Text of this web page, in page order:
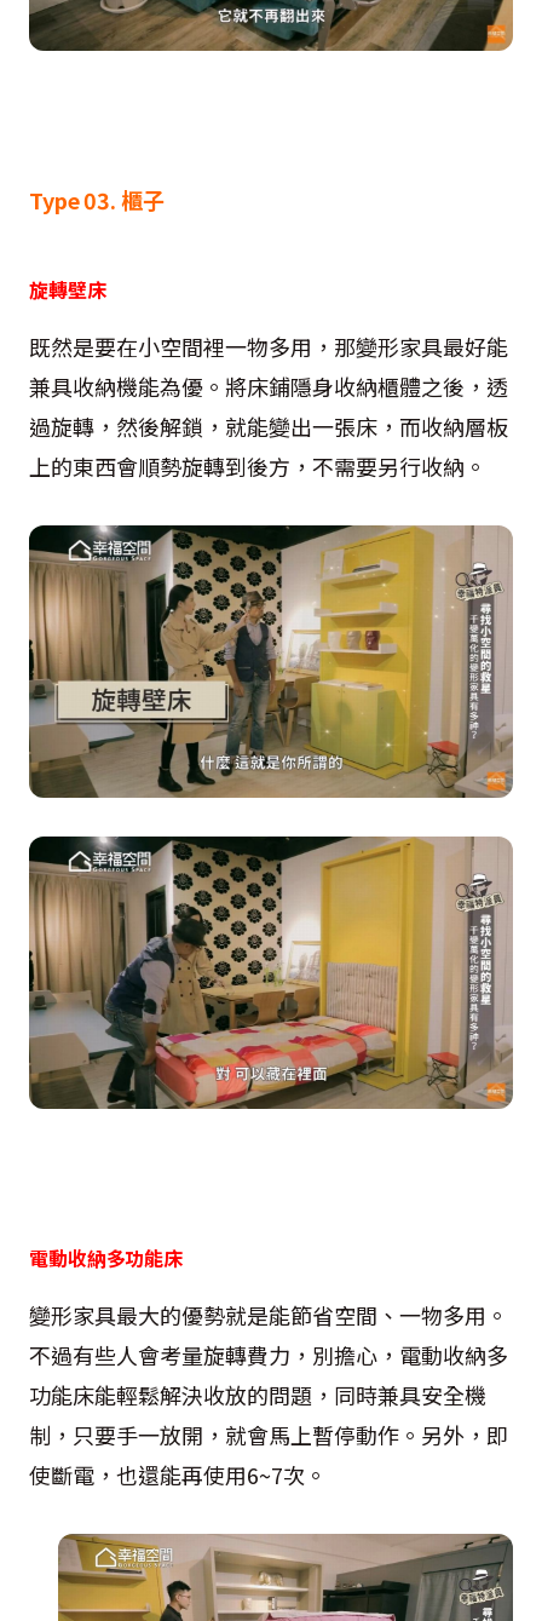
Type 03. 櫃子
旋轉壁床
既然是要在小空間裡一物多用，那變形家具最好能
兼具收納機能為優。將床鋪隱身收納櫃體之後，透
過旋轉，然後解鎖，就能變出一張床，而收納層板
上的東西會順勢旋轉到後方，不需要另行收納。
電動收納多功能床
變形家具最大的優勢就是能節省空間、一物多用。
不過有些人會考量旋轉費力，別擔心，電動收納多
功能床能輕鬆解決收放的問題，同時兼具安全機
制，只要手一放開，就會馬上暫停動作。另外，即
使斷電，也還能再使用6~7次。